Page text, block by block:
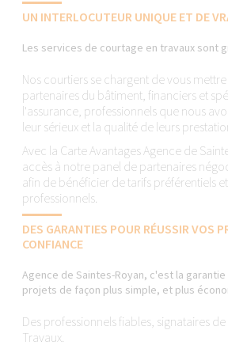
UN INTERLOCUTEUR UNIQUE ET DE
Les services de courtage en travaux sont
Nos courtiers se chargent de vous
partenaires du bâtiment, financiers et
l'assurance, professionnels que nous
leur sérieux et la qualité de leurs
Avec la Carte Avantages Agence de
accès à notre panel de partenaires
afin de bénéficier de tarifs préférentiels
professionnels.
DES GARANTIES POUR RÉUSSIR VOS
CONFIANCE
Agence de Saintes-Royan, c'est la
projets de façon plus simple, et plus
Des professionnels fiables, signataires
Travaux.